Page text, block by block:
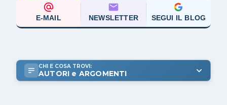
E-MAIL NEWSLETTER SEGUI IL BLOG
CHI E COSA TROVI:
AUTORI e ARGOMENTI